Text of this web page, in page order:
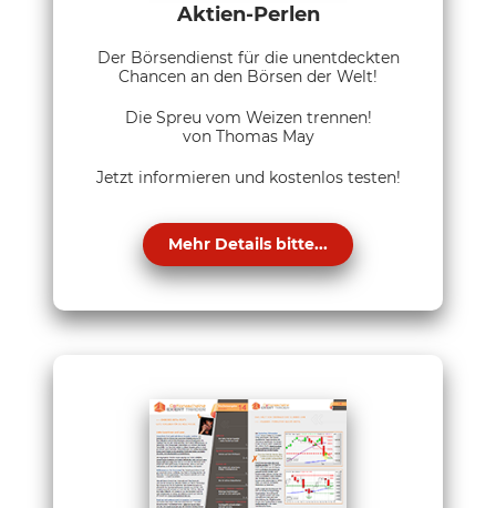
Aktien-Perlen
Der Börsendienst für die unentdeckten
Chancen an den Börsen der Welt!
Die Spreu vom Weizen trennen!
von Thomas May
Jetzt informieren und kostenlos testen!
Mehr Details bitte...